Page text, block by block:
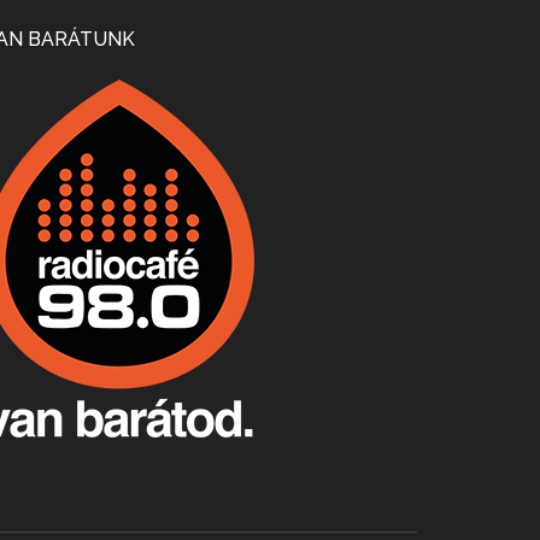
Apr 24, 2026 • 00:38:10
Villány, kékfrankos, Jackfall
Apr 17, 2026 • 00:35:38
Apr 9, 2026 • 00:37:17
BARÁTUNK